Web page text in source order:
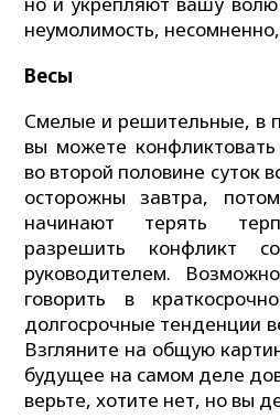
неумолимость,
Весы
Смелые и решительные, в
вы можете
во второй половине суток
осторожны завтра,
начинают терять
разрешить конфликт
руководителем.
говорить в
долгосрочные тенденции
Взгляните на общую
будущее на самом деле
верьте, хотите нет, но вы